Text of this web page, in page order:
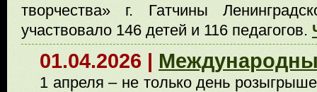
творчества» г. Гатчины
участвовало 146 детей и 116 педагогов.
01.04.2026 |
1 апреля – не только день